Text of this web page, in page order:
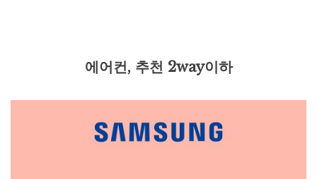
에어컨, 추천 2way이하